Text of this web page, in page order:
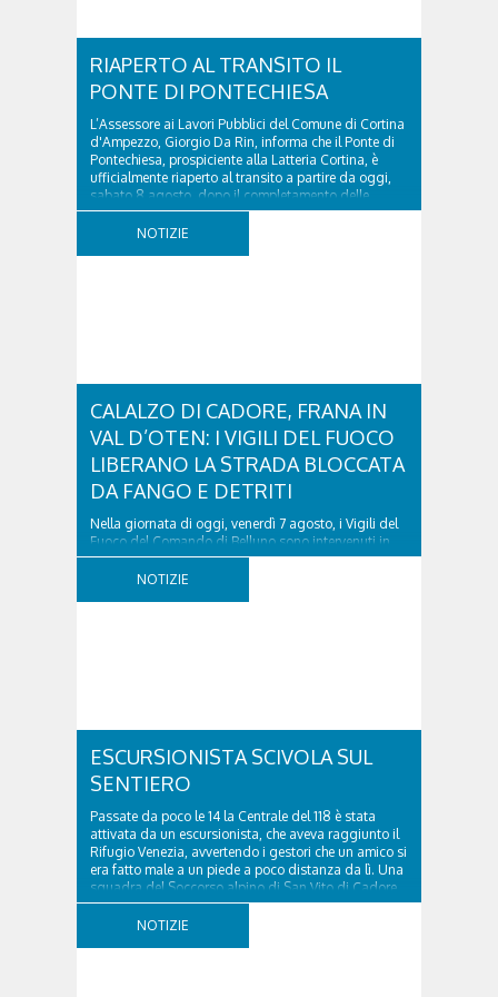
RIAPERTO AL TRANSITO IL
PONTE DI PONTECHIESA
L’Assessore ai Lavori Pubblici del Comune di Cortina
d'Ampezzo, Giorgio Da Rin, informa che il Ponte di
Pontechiesa, prospiciente alla Latteria Cortina, è
ufficialmente riaperto al transito a partire da oggi,
sabato 8 agosto, dopo il completamento delle
verifiche e il positivo collaudo...
NOTIZIE
CALALZO DI CADORE, FRANA IN
VAL D’OTEN: I VIGILI DEL FUOCO
LIBERANO LA STRADA BLOCCATA
DA FANGO E DETRITI
Nella giornata di oggi, venerdì 7 agosto, i Vigili del
Fuoco del Comando di Belluno sono intervenuti in
località Diassa, in Val d’Oten, nel comune di Calalzo
di Cadore, per liberare una strada rimasta bloccata
NOTIZIE
ESCURSIONISTA SCIVOLA SUL
SENTIERO
Passate da poco le 14 la Centrale del 118 è stata
attivata da un escursionista, che aveva raggiunto il
Rifugio Venezia, avvertendo i gestori che un amico si
era fatto male a un piede a poco distanza da lì. Una
squadra del Soccorso alpino di San Vito di Cadore
ha quindi raggiunto l'infortunato...
NOTIZIE